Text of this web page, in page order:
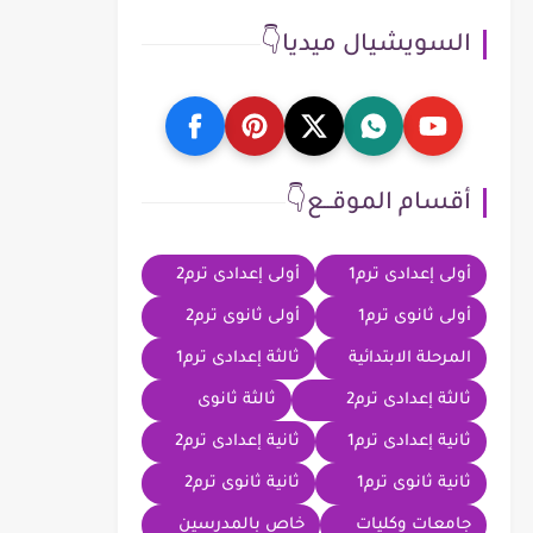
السويشيال ميديا👇
أقسام الموقــع👇
أولى إعدادى ترم1 أولى إعدادى ترم2
أولى ثانوى ترم1 أولى ثانوى ترم2
المرحلة الابتدائية ثالثة إعدادى ترم1
ثالثة إعدادى ترم2 ثالثة ثانوى
ثانية إعدادى ترم1 ثانية إعدادى ترم2
ثانية ثانوى ترم1 ثانية ثانوى ترم2
جامعات وكليات خاص بالمدرسين